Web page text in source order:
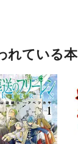
れている本